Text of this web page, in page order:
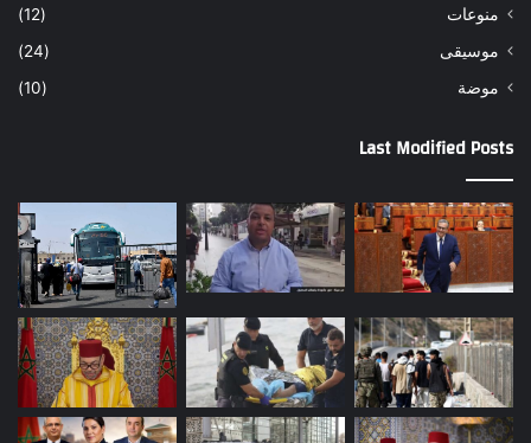
منوعات
(12)
موسيقى
(24)
موضة
(10)
Last Modified Posts